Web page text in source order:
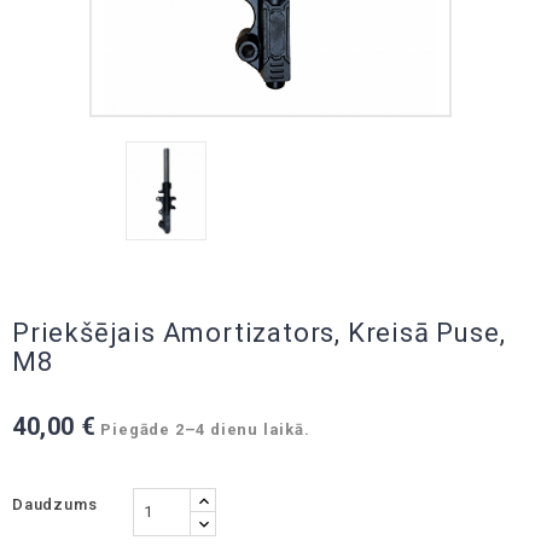
Priekšējais Amortizators, Kreisā Puse,
M8
40,00 € Piegāde 2–4 dienu laikā.
Daudzums